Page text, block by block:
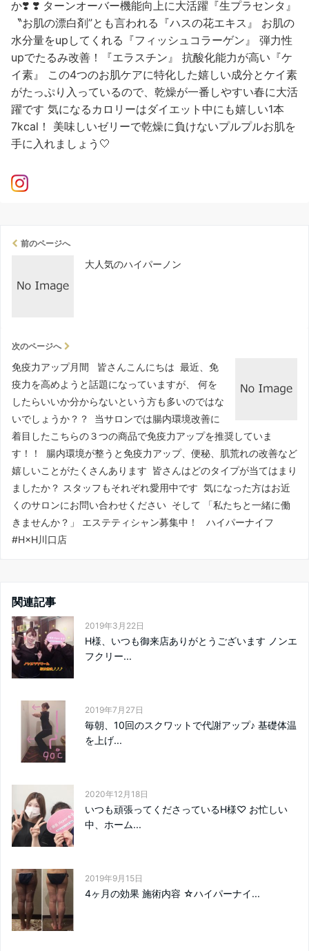
前のページへ
大人気のハイパーノン
次のページへ
免疫力アップ月間 皆さんこんにちは 最近、免
疫力を高めようと話題になっていますが、 何を
したらいいか分からないという方も多いのではな
いでしょうか？？ 当サロンでは腸内環境改善に
着目したこちらの３つの商品で免疫力アップを推奨していま
す！！ 腸内環境が整うと免疫力アップ、便秘、肌荒れの改善など
嬉しいことがたくさんあります 皆さんはどのタイプが当てはまり
ましたか？️ スタッフもそれぞれ愛用中です 気になった方はお近
くのサロンにお問い合わせください そして 「私たちと一緒に働
きませんか？」 エステティシャン募集中！ ハイパーナイフ
#H×H川口店
関連記事
2019年3月22日
H様、いつも御来店ありがとうございます ノンエ
フクリー...
2019年7月27日
毎朝、10回のスクワットで代謝アップ♪ 基礎体温
を上げ...
2020年12月18日
いつも頑張ってくださっているH様♡ お忙しい
中、ホーム...
2019年9月15日
️4ヶ月の効果 施術内容 ☆ハイパーナイ...